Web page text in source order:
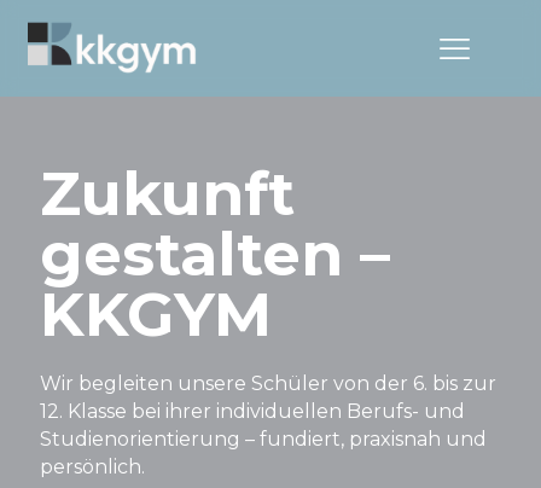
Zukunft
gestalten –
KKGYM
Wir begleiten unsere Schüler von der 6. bis zur
12. Klasse bei ihrer individuellen Berufs- und
Studienorientierung – fundiert, praxisnah und
persönlich.